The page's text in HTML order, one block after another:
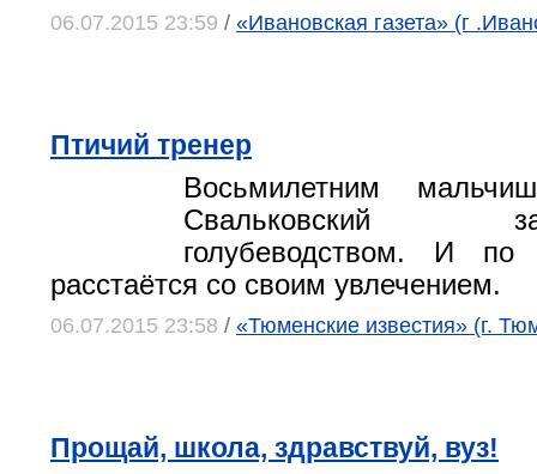
06.07.2015 23:59 / «Ивановская газета» (г
Птичий тренер
Восьмилетним
Свальковский
голубеводством. И
расстаётся со своим увлечением.
06.07.2015 23:58 / «Тюменские известия» (г.
Прощай, школа, здравствуй, вуз!